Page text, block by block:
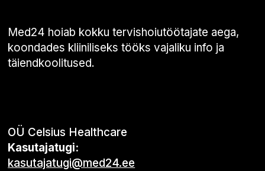
Med24 hoiab kokku tervishoiutöötajate aega,
koondades kliiniliseks tööks vajaliku info ja
täiendkoolitused.
OÜ Celsius Healthcare
Kasutajatugi:
kasutajatugi@med24.ee